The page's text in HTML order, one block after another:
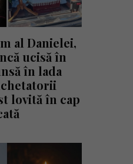
al Danielei,
ucisă în
în lada
lovită în cap